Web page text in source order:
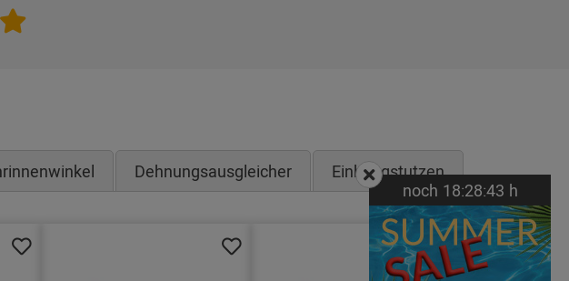
Dehnungsausgleicher Einhangstutzen
noch 18:28:42 h